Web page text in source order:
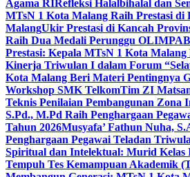
Agama RIRefleksi Halalbihalal dan
MTsN 1 Kota Malang Raih Prestasi di
MalangUkir Prestasi di Kancah
Raih Dua Medali Perunggu
Prestasi: Kepala MTsN 1 Kota
Kinerja Triwulan I dalam Forum
Kota Malang Beri Materi Pentingnya
Workshop SMK TelkomTim ZI
Teknis Penilaian Pembangunan Zona
S.Pd., M.Pd Raih Penghargaan
Tahun 2026Musyafa’ Fathun Nuha,
Penghargaan Pegawai Teladan
Spiritual dan Intelektual: Murid Kelas
Tempuh Tes Kemampuan Akademik